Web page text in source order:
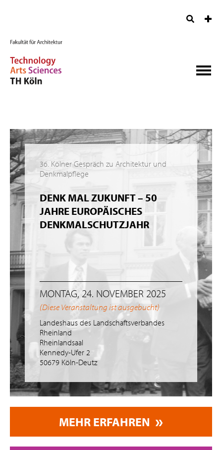
36. Kölner Gespräch zu Architektur und
Denkmalpflege
DENK MAL ZUKUNFT – 50
JAHRE EUROPÄISCHES
DENKMALSCHUTZJAHR
MONTAG, 24. NOVEMBER 2025
(Diese Veranstaltung ist ausgebucht)
Landeshaus des Landschaftsverbandes
Rheinland
Rheinlandsaal
Kennedy-Ufer 2
50679 Köln-Deutz
MEHR ERFAHREN